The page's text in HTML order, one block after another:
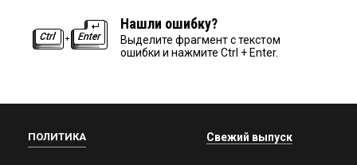
Нашли ошибку?
Выделите фрагмент с текстом
ошибки и нажмите Ctrl + Enter.
ПОЛИТИКА Свежий выпуск